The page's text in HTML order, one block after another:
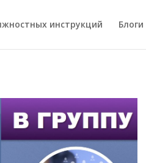
инструкций Блоги